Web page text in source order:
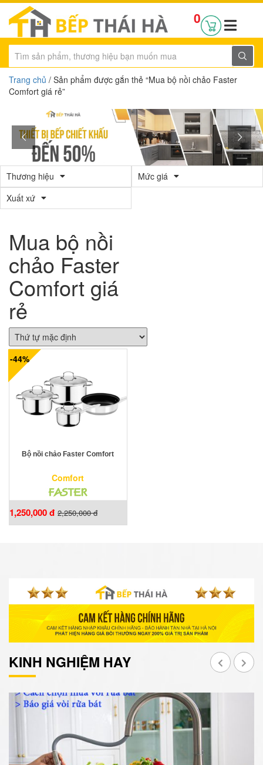
0
Trang chủ / Sản phẩm được gắn thẻ “Mua bộ nồi chảo Faster
Comfort giá rẻ”
Thương hiệu
Mức giá
Xuất xứ
Mua bộ nồi
chảo Faster
Comfort giá
rẻ
-44%
Bộ nồi chảo Faster Comfort
Comfort
1,250,000 đ 2,250,000 đ
KINH NGHIỆM HAY